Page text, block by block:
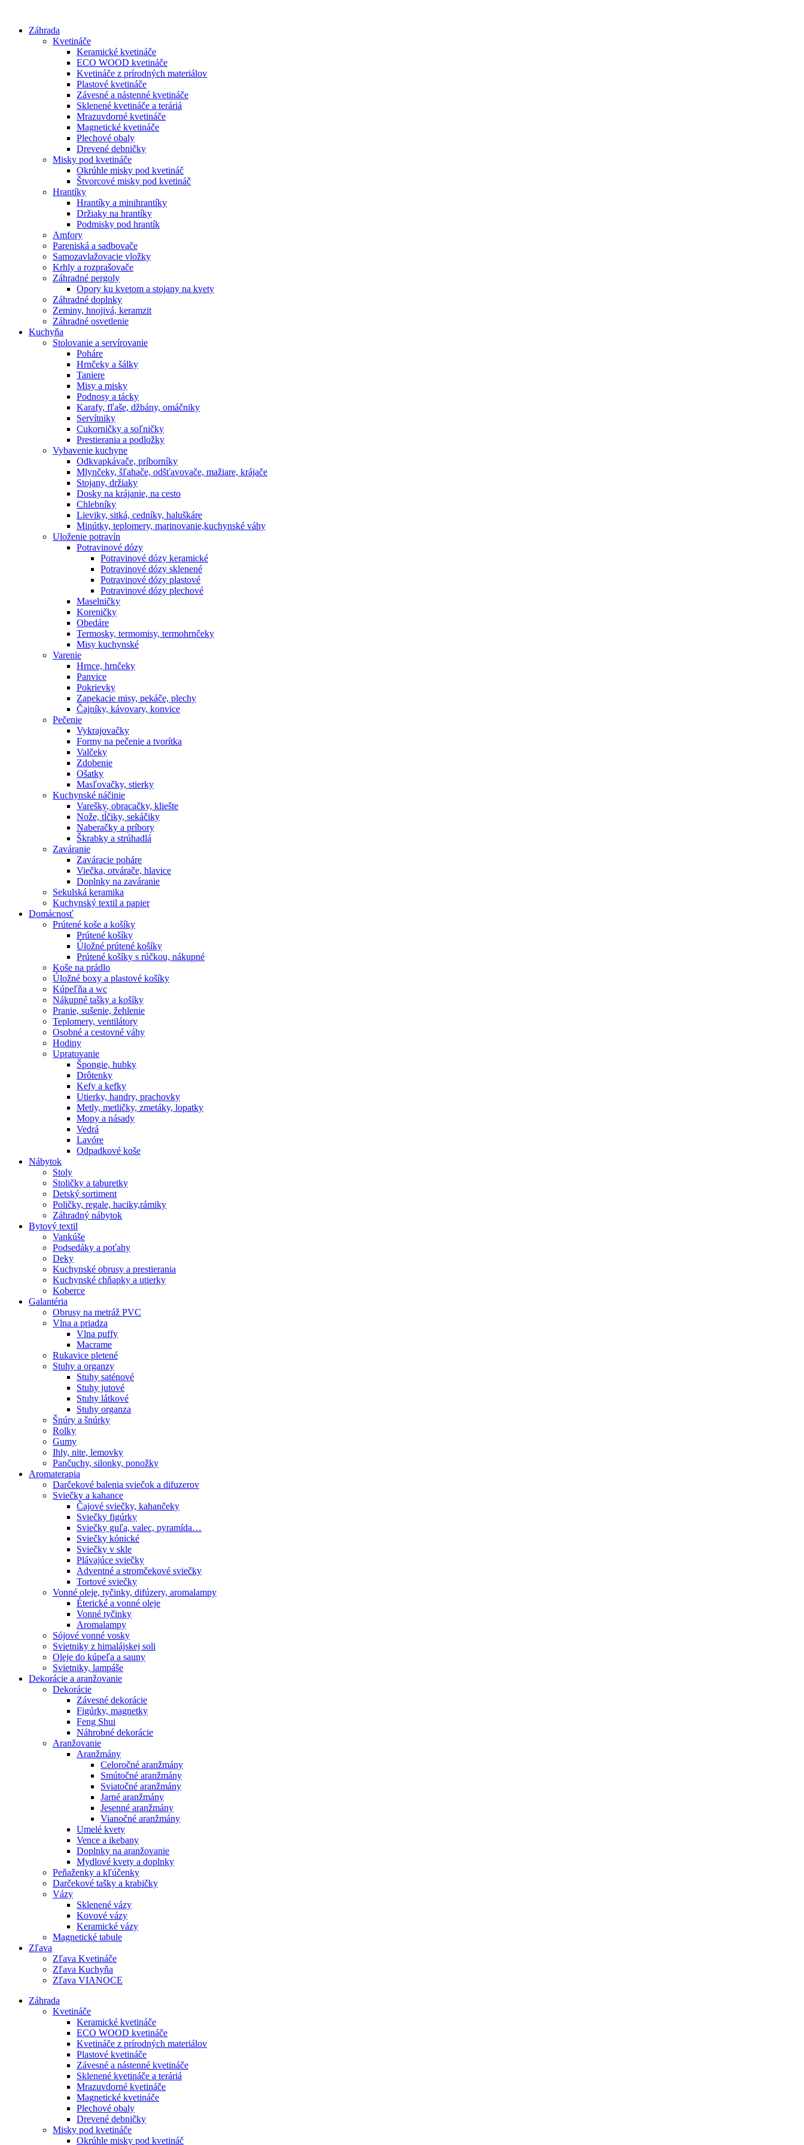
obsah
Záhrada
Kvetináče
Keramické kvetináče
ECO WOOD kvetináče
Kvetináče z prírodných materiálov
Plastové kvetináče
Závesné a nástenné kvetináče
Sklenené kvetináče a teráriá
Mrazuvdorné kvetináče
Magnetické kvetináče
Plechové obaly
Drevené debničky
Misky pod kvetináče
Okrúhle misky pod kvetináč
Štvorcové misky pod kvetináč
Hrantíky
Hrantíky a minihrantíky
Držiaky na hrantíky
Podmisky pod hrantík
Amfory
Pareniská a sadbovače
Samozavlažovacie vložky
Krhly a rozprašovače
Záhradné pergoly
Opory ku kvetom a stojany na kvety
Záhradné doplnky
Zeminy, hnojivá, keramzit
Záhradné osvetlenie
Kuchyňa
Stolovanie a servírovanie
Poháre
Hrnčeky a šálky
Taniere
Misy a misky
Podnosy a tácky
Karafy, fľaše, džbány, omáčniky
Servítniky
Cukorničky a soľničky
Prestierania a podložky
Vybavenie kuchyne
Odkvapkávače, príborníky
Mlynčeky, šľahače, odšťavovače, mažiare, krájače
Stojany, držiaky
Dosky na krájanie, na cesto
Chlebníky
Lieviky, sitká, cedníky, haluškáre
Minútky, teplomery, marinovanie,kuchynské váhy
Uloženie potravín
Potravinové dózy
Potravinové dózy keramické
Potravinové dózy sklenené
Potravinové dózy plastové
Potravinové dózy plechové
Maselničky
Koreničky
Obedáre
Termosky, termomisy, termohrnčeky
Misy kuchynské
Varenie
Hrnce, hrnčeky
Panvice
Pokrievky
Zapekacie misy, pekáče, plechy
Čajníky, kávovary, konvice
Pečenie
Vykrajovačky
Formy na pečenie a tvorítka
Valčeky
Zdobenie
Ošatky
Masľovačky, stierky
Kuchynské náčinie
Varešky, obracačky, kliešte
Nože, tĺčiky, sekáčiky
Naberačky a príbory
Škrabky a strúhadlá
Zaváranie
Zaváracie poháre
Viečka, otvárače, hlavice
Doplnky na zaváranie
Sekulská keramika
Kuchynský textil a papier
Domácnosť
Prútené koše a košíky
Prútené košíky
Úložné prútené košíky
Prútené košíky s rúčkou, nákupné
Koše na prádlo
Úložné boxy a plastové košíky
Kúpeľňa a wc
Nákupné tašky a košíky
Pranie, sušenie, žehlenie
Teplomery, ventilátory
Osobné a cestovné váhy
Hodiny
Upratovanie
Špongie, hubky
Drôtenky
Kefy a kefky
Utierky, handry, prachovky
Metly, metličky, zmetáky, lopatky
Mopy a násady
Vedrá
Lavóre
Odpadkové koše
Nábytok
Stoly
Stoličky a taburetky
Detský sortiment
Poličky, regale, haciky,rámiky
Záhradný nábytok
Bytový textil
Vankúše
Podsedáky a poťahy
Deky
Kuchynské obrusy a prestierania
Kuchynské chňapky a utierky
Koberce
Galantéria
Obrusy na metráž PVC
Vlna a priadza
Vlna puffy
Macrame
Rukavice pletené
Stuhy a organzy
Stuhy saténové
Stuhy jutové
Stuhy látkové
Stuhy organza
Šnúry a šnúrky
Rolky
Gumy
Ihly, nite, lemovky
Pančuchy, silonky, ponožky
Aromaterapia
Darčekové balenia sviečok a difuzerov
Sviečky a kahance
Čajové sviečky, kahančeky
Sviečky figúrky
Sviečky guľa, valec, pyramída…
Sviečky kónické
Sviečky v skle
Plávajúce sviečky
Adventné a stromčekové sviečky
Tortové sviečky
Vonné oleje, tyčinky, difúzery, aromalampy
Éterické a vonné oleje
Vonné tyčinky
Aromalampy
Sójové vonné vosky
Svietniky z himalájskej soli
Oleje do kúpeľa a sauny
Svietniky, lampáše
Dekorácie a aranžovanie
Dekorácie
Závesné dekorácie
Figúrky, magnetky
Feng Shui
Náhrobné dekorácie
Aranžovanie
Aranžmány
Celoročné aranžmány
Smútočné aranžmány
Sviatočné aranžmány
Jarné aranžmány
Jesenné aranžmány
Vianočné aranžmány
Umelé kvety
Vence a ikebany
Doplnky na aranžovanie
Mydlové kvety a doplnky
Peňaženky a kľúčenky
Darčekové tašky a krabičky
Vázy
Sklenené vázy
Kovové vázy
Keramické vázy
Magnetické tabule
Zľava
Zľava Kvetináče
Zľava Kuchyňa
Zľava VIANOCE
Záhrada
Kvetináče
Keramické kvetináče
ECO WOOD kvetináče
Kvetináče z prírodných materiálov
Plastové kvetináče
Závesné a nástenné kvetináče
Sklenené kvetináče a teráriá
Mrazuvdorné kvetináče
Magnetické kvetináče
Plechové obaly
Drevené debničky
Misky pod kvetináče
Okrúhle misky pod kvetináč